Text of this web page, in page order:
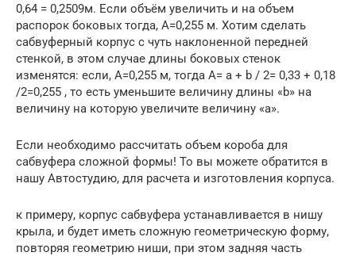
0,64 = 0,2509м. Если объём увеличить и на объем
распорок боковых тогда, А=0,255 м. Хотим сделать
сабвуферный корпус с чуть наклоненной передней
стенкой, в этом случае длины боковых стенок
изменятся: если, А=0,255 м, тогда А= а + b / 2= 0,33 + 0,18
/2=0,255 , то есть уменьшите величину длины «b» на
величину на которую увеличите величину «а».
Если необходимо рассчитать объем короба для
сабвуфера сложной формы! То вы можете обратится в
нашу Автостудию, для расчета и изготовления корпуса.
к примеру, корпус сабвуфера устанавливается в нишу
крыла, и будет иметь сложную геометрическую форму,
повторяя геометрию ниши, при этом задняя часть